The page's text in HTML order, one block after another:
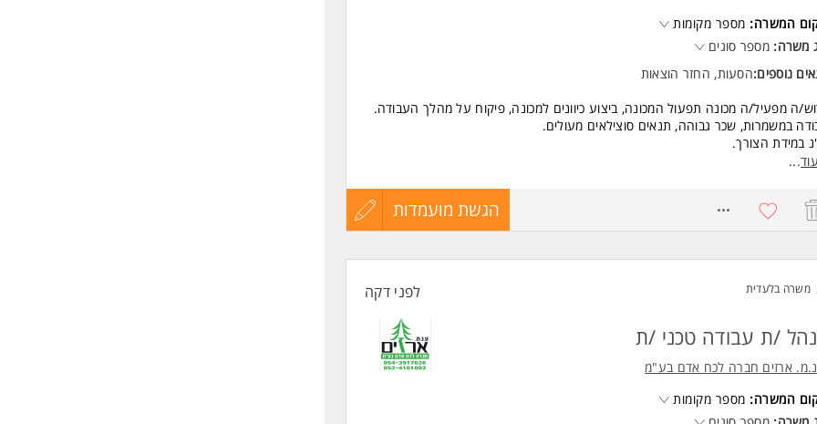
מיועדת לנשים ולגברים כאחד.
המשרה: מספר מקומות
משרה: מספר סוגים
נוספים:הסעות, החזר הוצאות
ה מפעיל/ה מכונה תפעול המכונה, ביצוע כיוונים למכונה, פיקוח על מהלך העבודה.
במשמרות, שכר גבוהה, תנאים סוצילאים מעולים.
במידת הצורך.
הסעות, סיבסוד ארוחות, מתנות בחגים.
בהפעלת מכונה- חובה!
לעבודה במשמרות המשרה מיועדת לנשים ולגברים כאחד.
משרות ומידע על ל.י.א.ל כח אדם - סניף אשדוד >
עוד...
הגשת מועמדות
עדכון
משרה בלעדית לפני דקה
/ת עבודה טכני /ת
ארזים חברה לכח אדם בע"מ
המשרה: מספר מקומות